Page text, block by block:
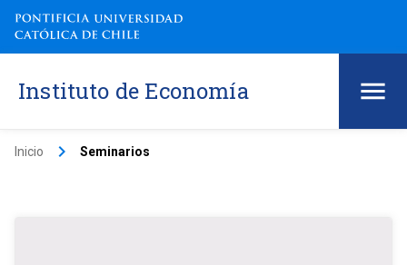
Instituto de Economía
Inicio keyboard_arrow_right Seminarios